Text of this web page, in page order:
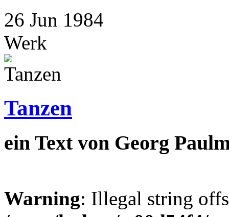
26 Jun 1984
Werk
Tanzen
ein Text von Georg
Warning: Illegal string